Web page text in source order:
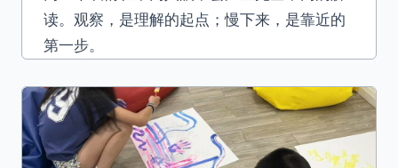
读。观察，是理解的起点；慢下来，是靠近的
第一步。